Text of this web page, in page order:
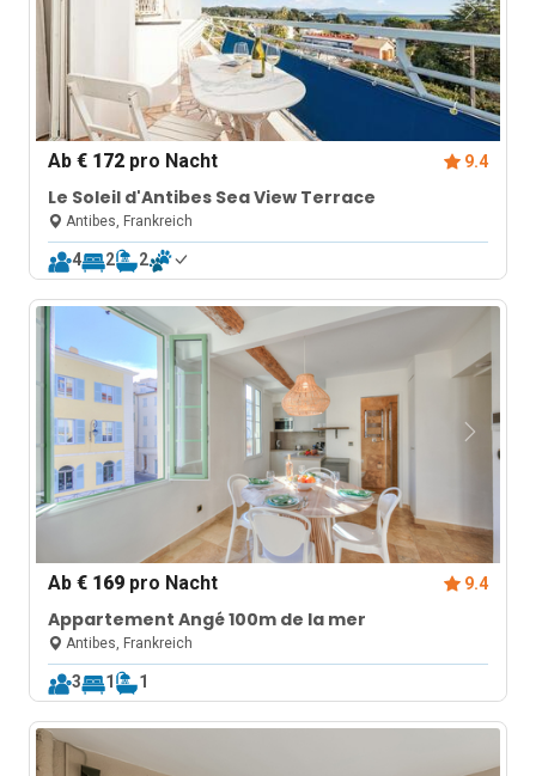
Ab€ 172 pro Nacht 9.4
Le Soleil d'Antibes Sea View Terrace
Antibes, Frankreich
4 2 2
Ab€ 169 pro Nacht 9.4
Appartement Angé 100m de la mer
Antibes, Frankreich
3 1 1